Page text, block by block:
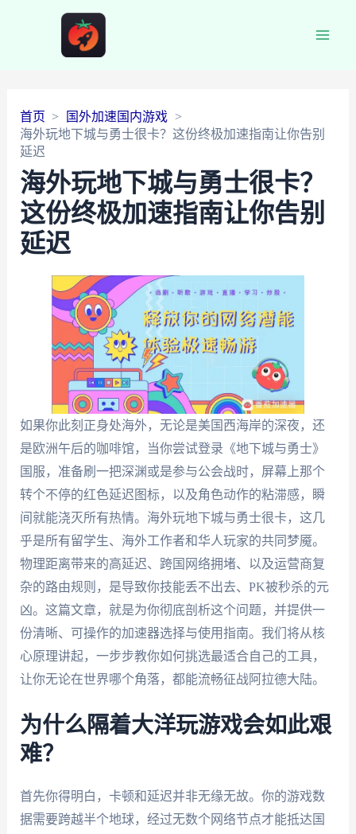
首页
国外加速国内游戏
海外玩地下城与勇士很卡？这份终极加速指南让你告别
延迟
海外玩地下城与勇士很卡？
这份终极加速指南让你告别
延迟
如果你此刻正身处海外，无论是美国西海岸的深夜，还
是欧洲午后的咖啡馆，当你尝试登录《地下城与勇士》
国服，准备刷一把深渊或是参与公会战时，屏幕上那个
转个不停的红色延迟图标，以及角色动作的粘滞感，瞬
间就能浇灭所有热情。海外玩地下城与勇士很卡，这几
乎是所有留学生、海外工作者和华人玩家的共同梦魇。
物理距离带来的高延迟、跨国网络拥堵、以及运营商复
杂的路由规则，是导致你技能丢不出去、PK被秒杀的元
凶。这篇文章，就是为你彻底剖析这个问题，并提供一
份清晰、可操作的加速器选择与使用指南。我们将从核
心原理讲起，一步步教你如何挑选最适合自己的工具，
让你无论在世界哪个角落，都能流畅征战阿拉德大陆。
为什么隔着大洋玩游戏会如此艰
难？
首先你得明白，卡顿和延迟并非无缘无故。你的游戏数
据需要跨越半个地球，经过无数个网络节点才能抵达国